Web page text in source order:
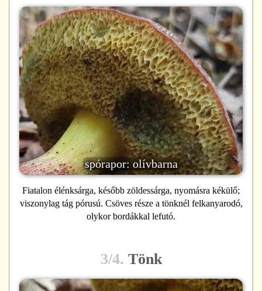
Fiatalon élénksárga, később zöldessárga, nyomásra kékülő;
viszonylag tág pórusú. Csöves része a tönknél felkanyarodó,
olykor bordákkal lefutó.
spórapor: olívbarna
3/4. Tönk